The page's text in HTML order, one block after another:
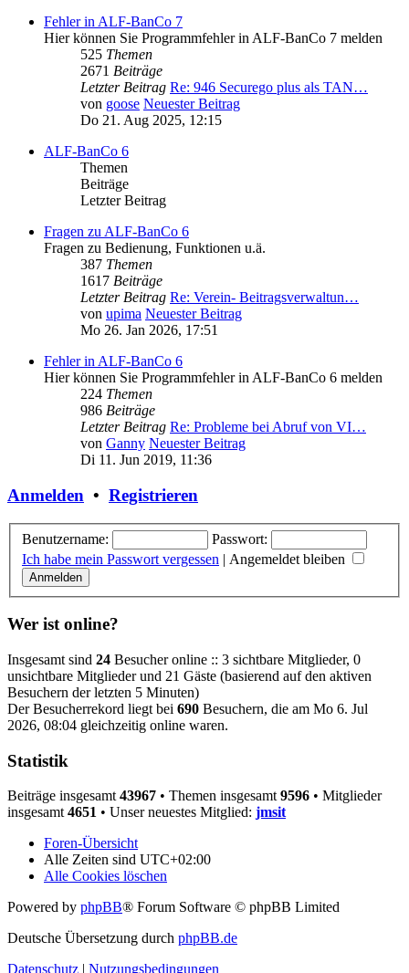
Fehler in ALF-BanCo 7
Hier können Sie Programmfehler in ALF-BanCo 7 melden
525 Themen
2671 Beiträge
Letzter Beitrag Re: 946 Securego plus als TAN…
von goose Neuester Beitrag
Do 21. Aug 2025, 12:15
ALF-BanCo 6
Themen
Beiträge
Letzter Beitrag
Fragen zu ALF-BanCo 6
Fragen zu Bedienung, Funktionen u.ä.
387 Themen
1617 Beiträge
Letzter Beitrag Re: Verein- Beitragsverwaltun…
von upima Neuester Beitrag
Mo 26. Jan 2026, 17:51
Fehler in ALF-BanCo 6
Hier können Sie Programmfehler in ALF-BanCo 6 melden
224 Themen
986 Beiträge
Letzter Beitrag Re: Probleme bei Abruf von VI…
von Ganny Neuester Beitrag
Di 11. Jun 2019, 11:36
Anmelden • Registrieren
Benutzername:
Passwort:
Ich habe mein Passwort vergessen | Angemeldet bleiben
Wer ist online?
Insgesamt sind 24 Besucher online :: 3 sichtbare Mitglieder, 0
unsichtbare Mitglieder und 21 Gäste (basierend auf den aktiven
Besuchern der letzten 5 Minuten)
Der Besucherrekord liegt bei 690 Besuchern, die am Mo 6. Jul
2026, 08:04 gleichzeitig online waren.
Statistik
Beiträge insgesamt 43967 • Themen insgesamt 9596 • Mitglieder
insgesamt 4651 • Unser neuestes Mitglied: jmsit
Foren-Übersicht
Alle Zeiten sind UTC+02:00
Alle Cookies löschen
Powered by phpBB® Forum Software © phpBB Limited
Deutsche Übersetzung durch phpBB.de
Datenschutz | Nutzungsbedingungen